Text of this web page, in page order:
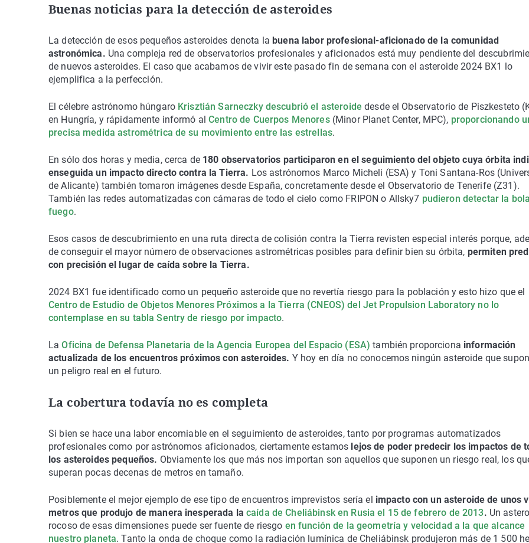
Buenas noticias para la detección de asteroides
La detección de esos pequeños asteroides denota la buena labor profesional-aficionado de la comunidad
astronómica. Una compleja red de observatorios profesionales y aficionados está muy pendiente del
de nuevos asteroides. El caso que acabamos de vivir este pasado fin de semana con el asteroide 2024 BX1 lo
ejemplifica a la perfección.
El célebre astrónomo húngaro Krisztián Sarneczky descubrió el asteroide desde el Observatorio de Piszkesteto
en Hungría, y rápidamente informó alCentro de Cuerpos Menores(Minor Planet Center, MPC), proporcionando
precisa medida astrométrica de su movimiento entre las estrellas.
En sólo dos horas y media, cerca de 180 observatorios participaron en el seguimiento del objeto cuya órbita
enseguida un impacto directo contra la Tierra. Los astrónomos Marco Micheli (ESA) y Toni Santana-Ros
de Alicante) también tomaron imágenes desde España, concretamente desde el Observatorio de Tenerife (Z31).
También las redes automatizadas con cámaras de todo el cielo como FRIPON o Allsky7 pudieron detectar la
fuego.
Esos casos de descubrimiento en una ruta directa de colisión contra la Tierra revisten especial interés porque,
de conseguir el mayor número de observaciones astrométricas posibles para definir bien su órbita, permiten
con precisión el lugar de caída sobre la Tierra.
2024 BX1 fue identificado como un pequeño asteroide que no revertía riesgo para la población y esto hizo que el
Centro de Estudio de Objetos Menores Próximos a la Tierra (CNEOS) del Jet Propulsion Laboratory no lo
contemplase en su tabla Sentry de riesgo por impacto.
LaOficina de Defensa Planetaria de la Agencia Europea del Espacio (ESA) también proporciona información
actualizada de los encuentros próximos con asteroides. Y hoy en día no conocemos ningún asteroide que
un peligro real en el futuro.
La cobertura todavía no es completa
Si bien se hace una labor encomiable en el seguimiento de asteroides, tanto por programas automatizados
profesionales como por astrónomos aficionados, ciertamente estamos lejos de poder predecir los impactos de
los asteroides pequeños. Obviamente los que más nos importan son aquellos que suponen un riesgo real, los
superan pocas decenas de metros en tamaño.
Posiblemente el mejor ejemplo de ese tipo de encuentros imprevistos sería el impacto con un asteroide de unos
metros que produjo de manera inesperada lacaída de Cheliábinsk en Rusia el 15 de febrero de 2013. Un
rocoso de esas dimensiones puede ser fuente de riesgo en función de la geometría y velocidad a la que alcance
nuestro planeta. Tanto la onda de choque como la radiación lumínica de Cheliábinsk produjeron más de 1 500